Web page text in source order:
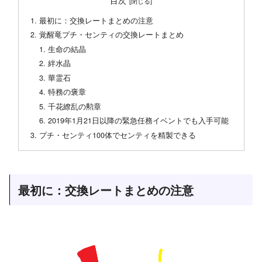
最初に：交換レートまとめの注意
覚醒竜プチ・センティの交換レートまとめ
生命の結晶
絆水晶
華霊石
特務の褒章
千花繚乱の勲章
2019年1月21日以降の緊急任務イベントでも入手可能
プチ・センティ100体でセンティを精製できる
最初に：交換レートまとめの注意